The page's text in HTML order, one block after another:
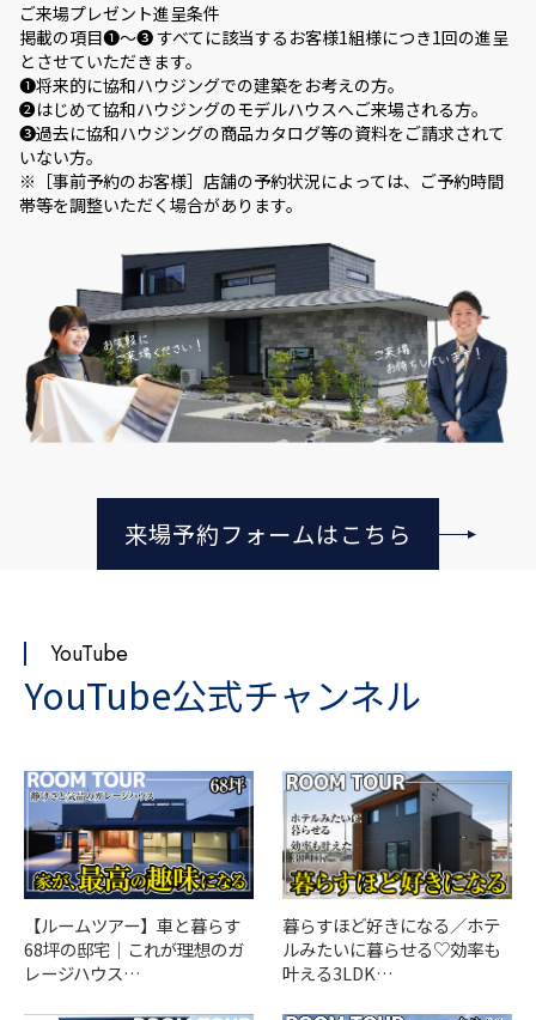
ご来場プレゼント進呈条件
掲載の項目❶～❸ すべてに該当するお客様1組様につき1回の進呈
とさせていただきます。
❶将来的に協和ハウジングでの建築をお考えの方。
❷はじめて協和ハウジングのモデルハウスへご来場される方。
❸過去に協和ハウジングの商品カタログ等の資料をご請求されて
いない方。
※［事前予約のお客様］店舗の予約状況によっては、ご予約時間
帯等を調整いただく場合があります。
来場予約フォームはこちら
YouTube
YouTube公式チャンネル
【ルームツアー】車と暮らす
68坪の邸宅｜これが理想のガ
レージハウス…
暮らすほど好きになる／ホテ
ルみたいに暮らせる♡効率も
叶える3LDK…